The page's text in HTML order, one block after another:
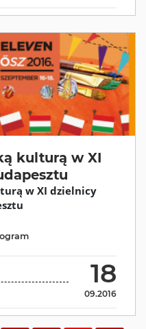
kulturą w XI
w XI dzielnicy
18
09.2016